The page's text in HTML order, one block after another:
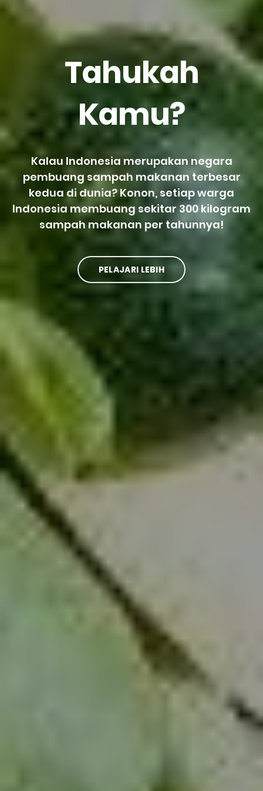
Tahukah
Kamu?
Kalau Indonesia merupakan negara
pembuang sampah makanan terbesar
kedua di dunia? Konon, setiap warga
Indonesia membuang sekitar 300 kilogram
sampah makanan per tahunnya!
PELAJARI LEBIH